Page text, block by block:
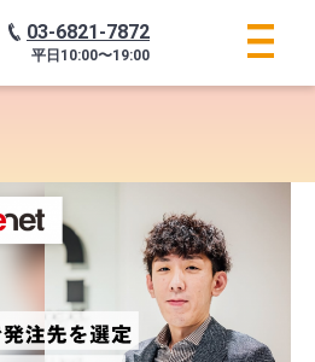
03-6821-7872
平日 10:00〜19:00